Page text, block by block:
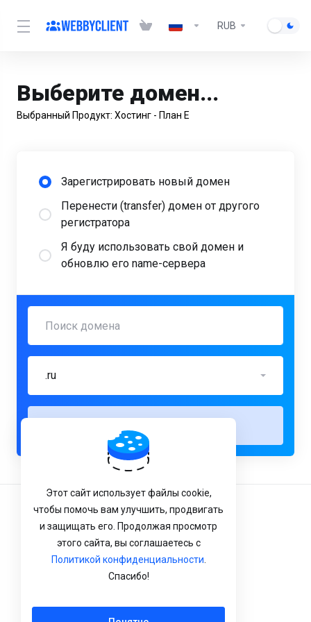
RUB
Выберите домен...
Выбранный Продукт: Хостинг - План E
Зарегистрировать новый домен
Перенести (transfer) домен от другого
регистратора
Я буду использовать свой домен и
обновлю его name-сервера
.ru
Условия Обслуживания
Конфиденциальность
Политика возврата
Этот сайт использует файлы cookie,
чтобы помочь вам улучшить, продвигать
и защищать его. Продолжая просмотр
этого сайта, вы соглашаетесь с
Политикой конфиденциальности
Спасибо!